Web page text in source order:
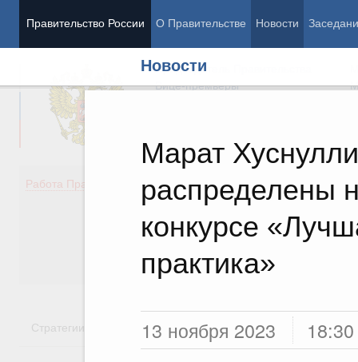
Правительство России О Правительстве Новости
Новости
Марат
распределены
конкурсе
практика»
13 ноября 2023 18:30
Председатель Правительства
Вице-премьеры
Работа Правительства
Демография
Здоровье
Культура
Государство
Стратегии Государственные программы